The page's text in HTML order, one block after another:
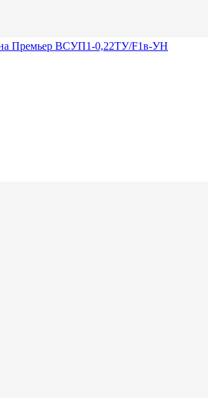
Премьер ВСУП1-0,22ТУ/F1в-УН